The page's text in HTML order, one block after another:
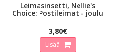
Leimasinsetti, Nellie's
Choice: Postileimat - joulu
3,80€
Lisää